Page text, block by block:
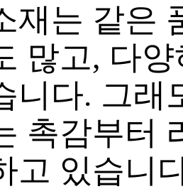
재는 같은
많고, 다
니다. 그래
촉감부터
고 있습니